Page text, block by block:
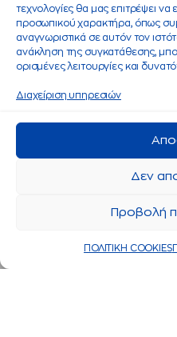
τεχνολογίες θα μας επιτρέψει
προσωπικού χαρακτήρα, όπως
αναγνωριστικά σε αυτόν τον
ανάκληση της συγκατάθεσης,
ορισμένες λειτουργίες και
Διαχείριση υπηρεσιών
Δεν
Προβολή
ΠΟΛΙΤΙΚΗ COOKIES